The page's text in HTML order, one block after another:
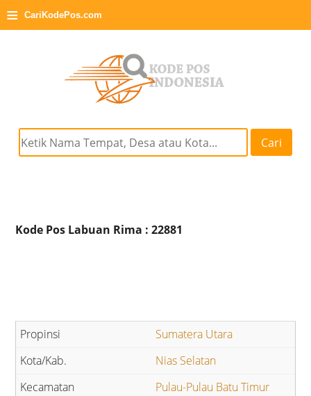
≡ CariKodePos.com
Cari
Kode Pos Labuan Rima : 22881
Sumatera Utara
Nias Selatan
Pulau-Pulau Batu Timur